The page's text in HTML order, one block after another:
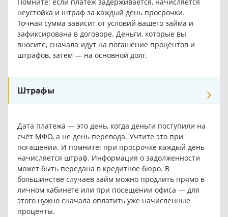
неустойка и штраф за каждый день просрочки.
Точная сумма зависит от условий вашего займа и
зафиксирована в договоре. Деньги, которые вы
вносите, сначала идут на погашение процентов и
штрафов, затем — на основной долг.
Штрафы
Дата платежа — это день, когда деньги поступили на
счёт МФО, а не день перевода. Учтите это при
погашении. И помните: при просрочке каждый день
начисляется штраф. Информация о задолженности
может быть передана в кредитное бюро. В
большинстве случаев займ можно продлить прямо в
личном кабинете или при посещении офиса — для
этого нужно сначала оплатить уже начисленные
проценты.